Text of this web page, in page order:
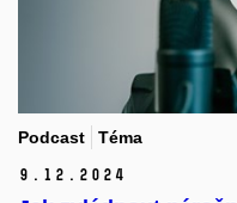
Podcast Téma
9. 12. 2024